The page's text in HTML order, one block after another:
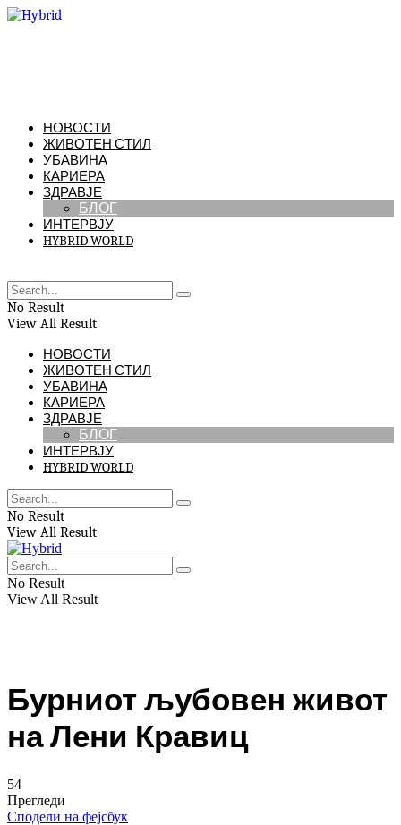
НОВОСТИ
ЖИВОТЕН СТИЛ
УБАВИНА
КАРИЕРА
ЗДРАВЈЕ
БЛОГ
ИНТЕРВЈУ
HYBRID WORLD
No Result
View All Result
НОВОСТИ
ЖИВОТЕН СТИЛ
УБАВИНА
КАРИЕРА
ЗДРАВЈЕ
БЛОГ
ИНТЕРВЈУ
HYBRID WORLD
No Result
View All Result
No Result
View All Result
Бурниот љубовен живот
на Лени Кравиц
54
Прегледи
Сподели на фејсбук